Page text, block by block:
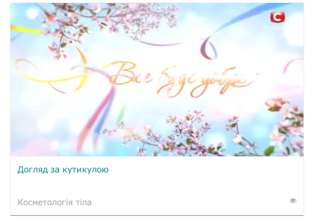
Догляд за кутикулою
Косметологія тіла